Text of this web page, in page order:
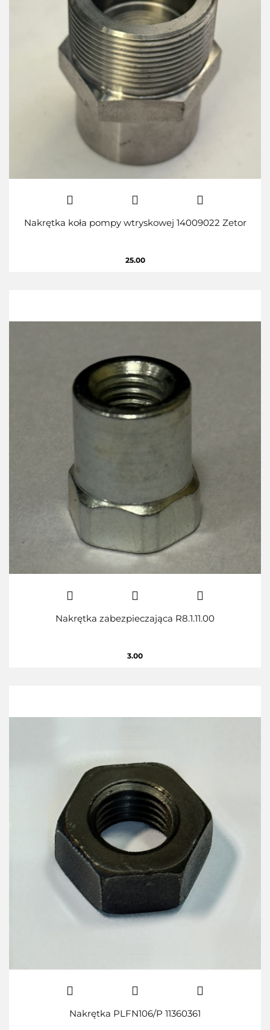
Nakrętka koła pompy wtryskowej 14009022 Zetor
25.00
Nakrętka zabezpieczająca R8.1.11.00
3.00
Nakrętka PLFN106/P 11360361